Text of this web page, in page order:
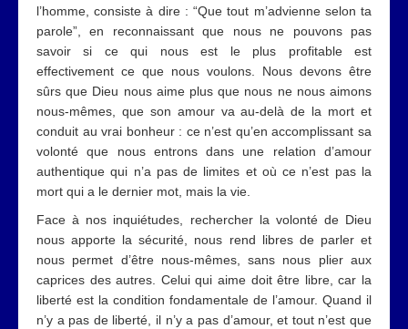
l’homme, consiste à dire : “Que tout m’advienne selon ta
parole”, en reconnaissant que nous ne pouvons pas
savoir si ce qui nous est le plus profitable est
effectivement ce que nous voulons. Nous devons être
sûrs que Dieu nous aime plus que nous ne nous aimons
nous-mêmes, que son amour va au-delà de la mort et
conduit au vrai bonheur : ce n’est qu’en accomplissant sa
volonté que nous entrons dans une relation d’amour
authentique qui n’a pas de limites et où ce n’est pas la
mort qui a le dernier mot, mais la vie.
Face à nos inquiétudes, rechercher la volonté de Dieu
nous apporte la sécurité, nous rend libres de parler et
nous permet d’être nous-mêmes, sans nous plier aux
caprices des autres. Celui qui aime doit être libre, car la
liberté est la condition fondamentale de l’amour. Quand il
n’y a pas de liberté, il n’y a pas d’amour, et tout n’est que